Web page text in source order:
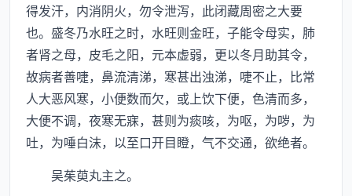
得发汗，内消阴火，勿令泄泻，此闭藏周密之大要
也。盛冬乃水旺之时，水旺则金旺，子能令母实，肺
者肾之母，皮毛之阳，元本虚弱，更以冬月助其令，
故病者善啑，鼻流清涕，寒甚出浊涕，啑不止，比常
人大恶风寒，小便数而欠，或上饮下便，色清而多，
大便不调，夜寒无寐，甚则为痰咳，为呕，为哕，为
吐，为唾白沫，以至口开目瞪，气不交通，欲绝者。
吴茱萸丸主之。